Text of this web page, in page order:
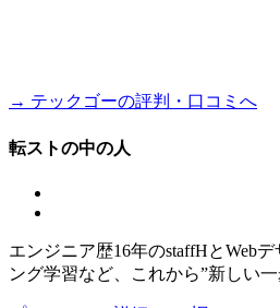
→ テックゴーの評判・口コミへ
転ストの中の人
エンジニア歴16年のstaffHとWeb
ング学習など、これから”新しい